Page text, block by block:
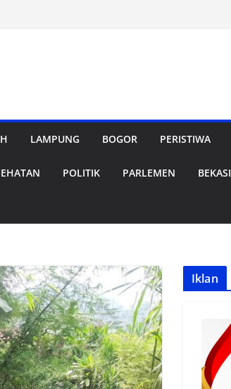
LAMPUNG BOGOR PERISTIWA
POLITIK PARLEMEN BEKASI
Iklan